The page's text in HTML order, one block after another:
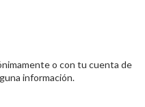
o con tu cuenta de
información.